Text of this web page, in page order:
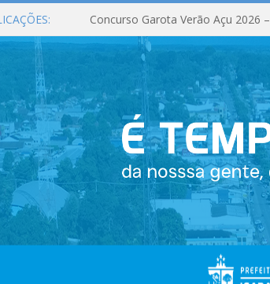
Concurso Garota Verão Açu 2026